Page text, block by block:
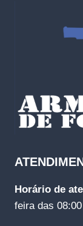
Horário de
feira das